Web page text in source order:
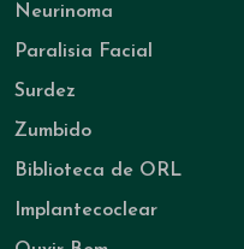
Neurinoma
Paralisia Facial
Surdez
Zumbido
Biblioteca de ORL
Implantecoclear